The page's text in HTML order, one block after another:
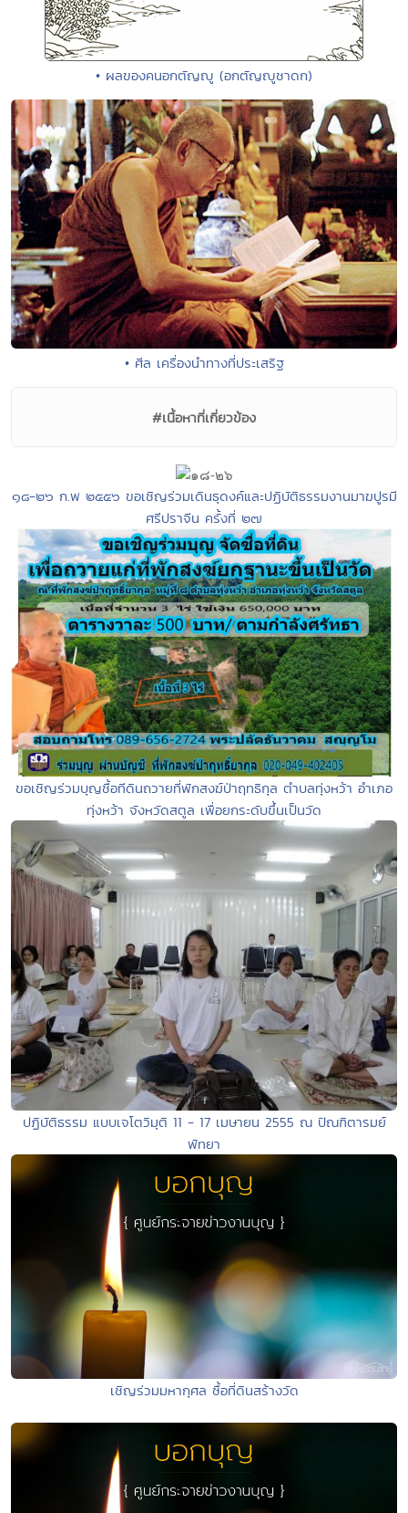
• ผลของคนอกตัญญู (อกตัญญูชาดก)
• ศีล เครื่องนำทางที่ประเสริฐ
#เนื้อหาที่เกี่ยวข้อง
๑๘-๒๖ ก.พ ๒๕๕๖ ขอเชิญร่วมเดินธุดงค์และปฏิบัติธรรมงานมาฆปูรมี
ศรีปราจีน ครั้งที่ ๒๗
ขอเชิญร่วมบุญชื้อทีดินถวายที่พักสงฆ์ป่าฤทธิกุล ตำบลทุ่งหว้า อำเภอ
ทุ่งหว้า จังหวัดสตูล เพื่อยกระดับขึ้นเป็นวัด
ปฏิบัติธรรม แบบเจโตวิมุติ 11 - 17 เมษายน 2555 ณ ปัณฑิตารมย์
พัทยา
เชิญร่วมมหากุศล ซื้อที่ดินสร้างวัด